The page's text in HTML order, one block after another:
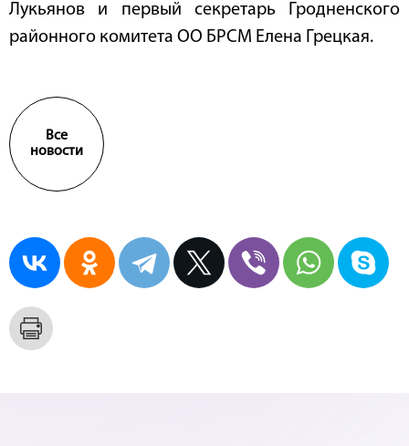
Лукьянов и первый секретарь Гродненского
районного комитета ОО БРСМ Елена Грецкая.
Все
новости